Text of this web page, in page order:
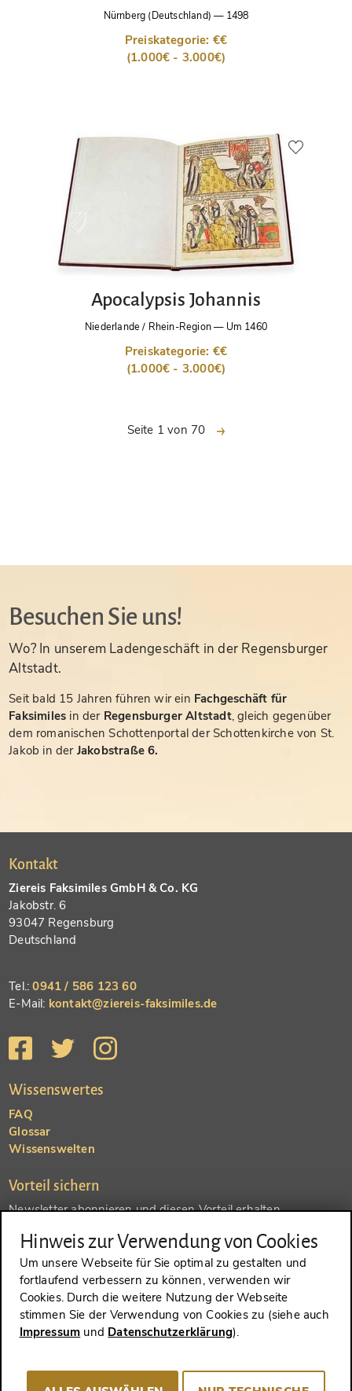
Nürnberg (Deutschland) — 1498
Preiskategorie: €€
(1.000€ - 3.000€)
Apocalypsis Johannis
Niederlande / Rhein-Region— Um 1460
Preiskategorie: €€
(1.000€ - 3.000€)
Seite 1 von 70 nächste
Besuchen Sie uns!
Wo? In unserem Ladengeschäft in der Regensburger
Altstadt.
Seit bald 15 Jahren führen wir ein Fachgeschäft für
Faksimiles in der Regensburger Altstadt, gleich gegenüber
dem romanischen Schottenportal der Schottenkirche von St.
Jakob in der Jakobstraße 6.
Kontakt
Ziereis Faksimiles GmbH & Co. KG
Jakobstr. 6
93047 Regensburg
Deutschland
Tel.:0941 / 586 123 60
E-Mail: kontakt@ziereis-faksimiles.de
Wissenswertes
FAQ
Glossar
Wissenswelten
Vorteil sichern
Newsletter abonnieren und diesen Vorteil erhalten
SENDEN
Konto anlegen und einen anderen Vorteil erhalten
SENDEN
Hinweis zur Verwendung von Cookies
Um unsere Webseite für Sie optimal zu gestalten und
fortlaufend verbessern zu können, verwenden wir
Cookies. Durch die weitere Nutzung der Webseite
stimmen Sie der Verwendung von Cookies zu (siehe auch
Impressum und Datenschutzerklärung).